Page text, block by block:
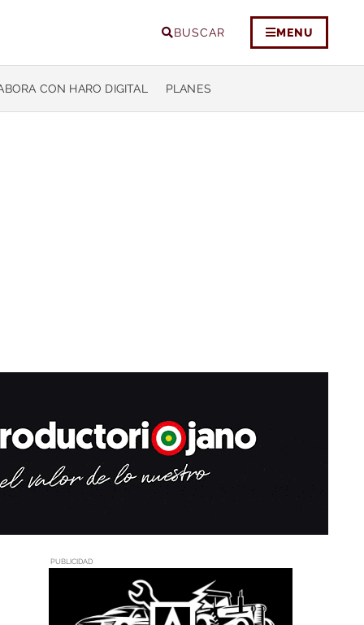
BUSCAR MENU
CON HARO DIGITAL PLANES
PUBLICIDAD